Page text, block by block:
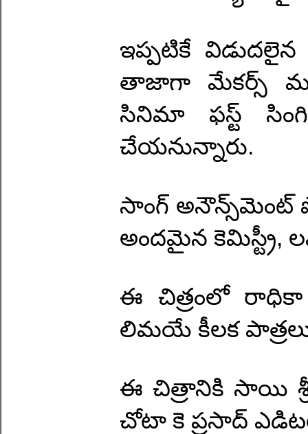
ఇప్పటికే విడుదలైన
తాజాగా మేకర్స్
సినిమా ఫస్ట్
చేయనున్నారు.
సాంగ్ అనౌన్స్‌మెంట్
అందమైన కెమిస్ట్రీ, లవ్
ఈ చిత్రంలో
లిమయే కీలక పాత్రలు
ఈ చిత్రానికి సాయి
చోటా కె ప్రసాద్‌